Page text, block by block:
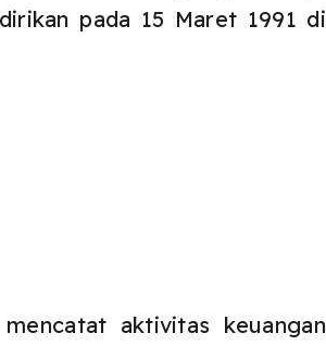
pada 15 Maret 1991 di
aktivitas keuangan